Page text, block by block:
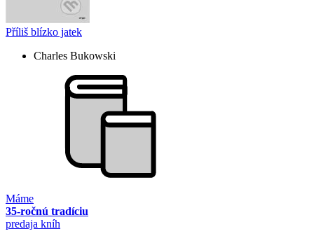
Příliš blízko jatek
Charles Bukowski
Máme
35-ročnú tradíciu
predaja kníh